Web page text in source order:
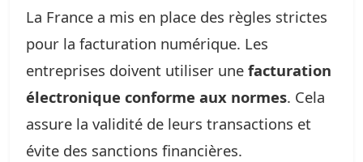
La France a mis en place des règles strictes
pour la facturation numérique. Les
entreprises doivent utiliser une facturation
électronique conforme aux normes. Cela
assure la validité de leurs transactions et
évite des sanctions financières.